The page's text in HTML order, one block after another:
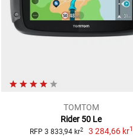
TOMTOM
Rider 50 Le
RFP 3 833,94 kr2 3 284,66 kr1